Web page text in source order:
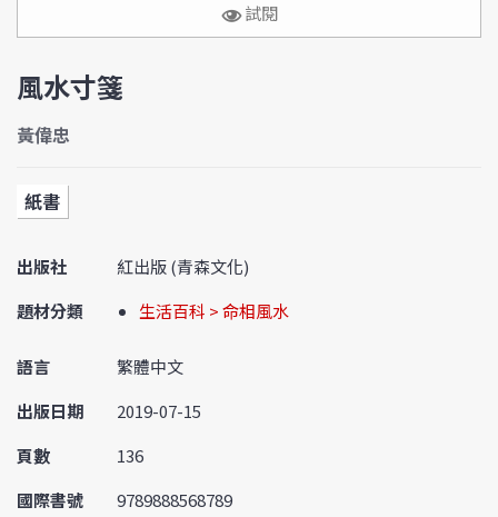
試閱
風水寸箋
黃偉忠
紙書
出版社
紅出版 (青森文化)
題材分類
生活百科 > 命相風水
語言
繁體中文
出版日期
2019-07-15
頁數
136
國際書號
9789888568789